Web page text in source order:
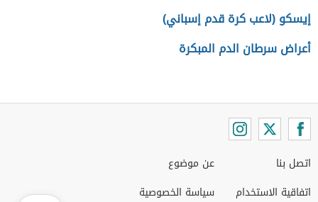
إيسكو (لاعب كرة قدم إسباني)
أعراض سرطان الدم المبكرة
اتصل بنا
اتفاقية الاستخدام
عن موضوع
سياسة الخصوصية